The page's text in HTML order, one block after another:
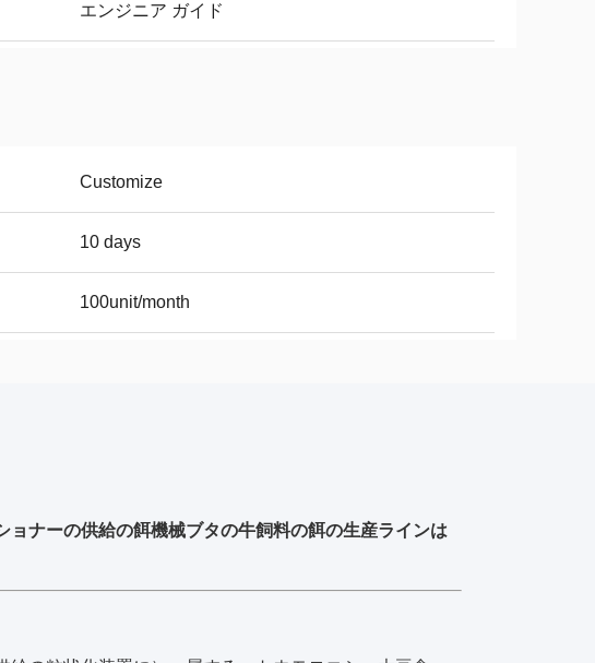
エンジニア ガイド
Customize
10 days
100unit/month
ナーの供給の餌機械ブタの牛飼料の餌の生産ラインは